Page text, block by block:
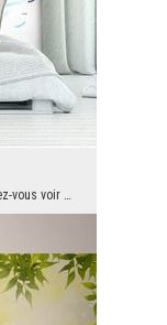
Que pensez-vous des vagues? Que voudriez-vous voir dans la mer? Le papier peint avec des chevaux ...